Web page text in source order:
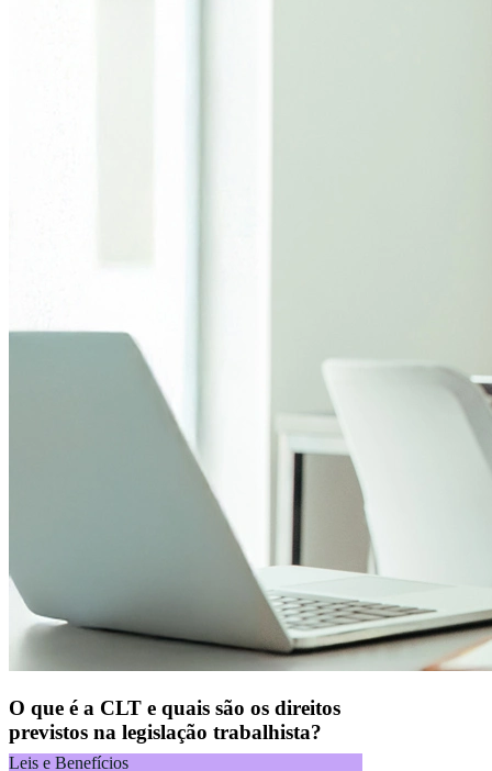
O que é a CLT e quais são os direitos
previstos na legislação trabalhista?
Leis e Benefícios